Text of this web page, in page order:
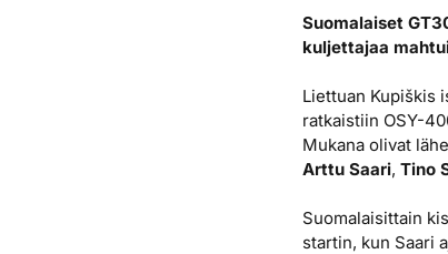
Suomalaiset
kuljettajaa
Liettuan Kupiškis
ratkaistiin OSY-
Mukana olivat
Arttu Saari, Tino
Suomalaisittain
startin, kun Saari